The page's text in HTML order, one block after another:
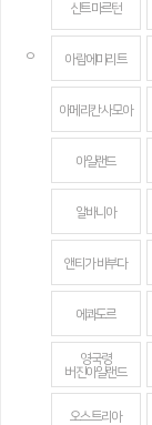
신트마르턴
ㅇ 아랍에미리트
아메리칸 사모아
아일랜드
알바니아
앤티가 바부다
에콰도르
영국령
버진아일랜드
오스트리아